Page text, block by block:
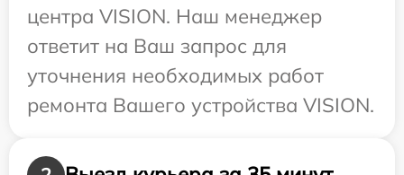
центра VISION. Наш менеджер
ответит на Ваш запрос для
уточнения необходимых работ
ремонта Вашего устройства VISION.